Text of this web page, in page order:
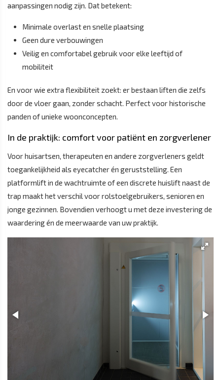
aanpassingen nodig zijn. Dat betekent:
Minimale overlast en snelle plaatsing
Geen dure verbouwingen
Veilig en comfortabel gebruik voor elke leeftijd of
mobiliteit
En voor wie extra flexibiliteit zoekt: er bestaan liften die zelfs
door de vloer gaan, zonder schacht. Perfect voor historische
panden of unieke woonconcepten.
In de praktijk: comfort voor patiënt en zorgverlener
Voor huisartsen, therapeuten en andere zorgverleners geldt
toegankelijkheid als eyecatcher én geruststelling. Een
platformlift in de wachtruimte of een discrete huislift naast de
trap maakt het verschil voor rolstoelgebruikers, senioren en
jonge gezinnen. Bovendien verhoogt u met deze investering de
waardering én de meerwaarde van uw praktijk.